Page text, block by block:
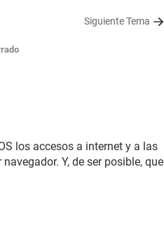
Siguiente Tema
los accesos a internet y a las
Y, de ser posible, que